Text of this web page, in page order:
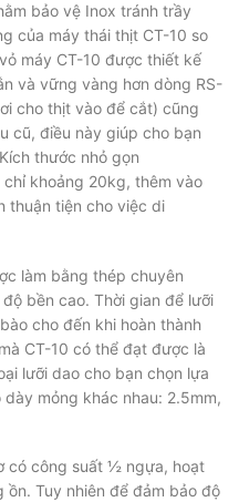
bảo vệ Inox tránh trầy
của máy thái thịt CT-10 so
máy CT-10 được thiết kế
và vững vàng hơn dòng RS-
cho thịt vào để cắt) cũng
cũ, điều này giúp cho bạn
thước nhỏ gọn
khoảng 20kg, thêm vào
thuận tiện cho việc di
làm bằng thép chuyên
bền cao. Thời gian để lưỡi
cho đến khi hoàn thành
CT-10 có thể đạt được là
lưỡi dao cho bạn chọn lựa
mỏng khác nhau: 2.5mm,
có công suất ½ ngựa, hoạt
Tuy nhiên để đảm bảo độ